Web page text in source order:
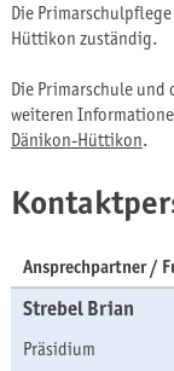
Die
Hüttikon zuständig.
Die Primarschule
weiteren
Dänikon-Hüttikon.
Ansprechpartner /
Strebel Brian
Präsidium